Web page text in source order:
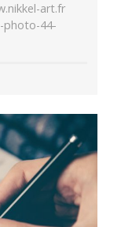
art.fr
photo-44-